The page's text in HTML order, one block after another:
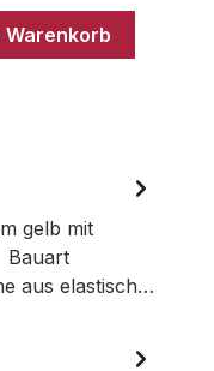
Warenkorb
gelb mit
Bauart
aus elastisch…